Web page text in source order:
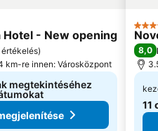
Hotel - New opening
értékelés)
km-re innen: Városközpont
megtekintéséhez
4
8,0
11